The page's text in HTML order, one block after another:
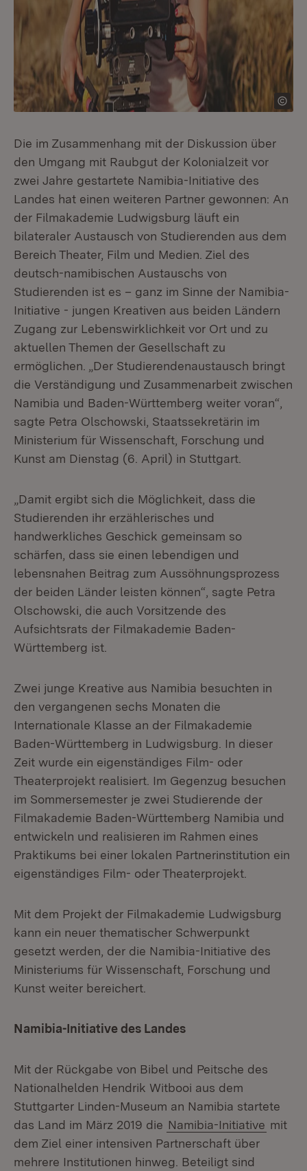
Die im Zusammenhang mit der Diskussion über
den Umgang mit Raubgut der Kolonialzeit vor
zwei Jahre gestartete Namibia-Initiative des
Landes hat einen weiteren Partner gewonnen: An
der Filmakademie Ludwigsburg läuft ein
bilateraler Austausch von Studierenden aus dem
Bereich Theater, Film und Medien. Ziel des
deutsch-namibischen Austauschs von
Studierenden ist es – ganz im Sinne der Namibia-
Initiative - jungen Kreativen aus beiden Ländern
Zugang zur Lebenswirklichkeit vor Ort und zu
aktuellen Themen der Gesellschaft zu
ermöglichen. „Der Studierendenaustausch bringt
die Verständigung und Zusammenarbeit zwischen
Namibia und Baden-Württemberg weiter voran“,
sagte Petra Olschowski, Staatssekretärin im
Ministerium für Wissenschaft, Forschung und
Kunst am Dienstag (6. April) in Stuttgart.
„Damit ergibt sich die Möglichkeit, dass die
Studierenden ihr erzählerisches und
handwerkliches Geschick gemeinsam so
schärfen, dass sie einen lebendigen und
lebensnahen Beitrag zum Aussöhnungsprozess
der beiden Länder leisten können“, sagte Petra
Olschowski, die auch Vorsitzende des
Aufsichtsrats der Filmakademie Baden-
Württemberg ist.
Zwei junge Kreative aus Namibia besuchten in
den vergangenen sechs Monaten die
Internationale Klasse an der Filmakademie
Baden-Württemberg in Ludwigsburg. In dieser
Zeit wurde ein eigenständiges Film- oder
Theaterprojekt realisiert. Im Gegenzug besuchen
im Sommersemester je zwei Studierende der
Filmakademie Baden-Württemberg Namibia und
entwickeln und realisieren im Rahmen eines
Praktikums bei einer lokalen Partnerinstitution ein
eigenständiges Film- oder Theaterprojekt.
Mit dem Projekt der Filmakademie Ludwigsburg
kann ein neuer thematischer Schwerpunkt
gesetzt werden, der die Namibia-Initiative des
Ministeriums für Wissenschaft, Forschung und
Kunst weiter bereichert.
Namibia-Initiative des Landes
Mit der Rückgabe von Bibel und Peitsche des
Nationalhelden Hendrik Witbooi aus dem
Stuttgarter Linden-Museum an Namibia startete
das Land im März 2019 die Namibia-Initiative mit
dem Ziel einer intensiven Partnerschaft über
mehrere Institutionen hinweg. Beteiligt sind